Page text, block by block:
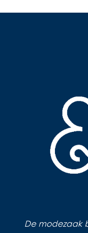
De modezaak